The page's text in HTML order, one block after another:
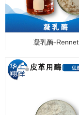
凝乳酶-Rennet